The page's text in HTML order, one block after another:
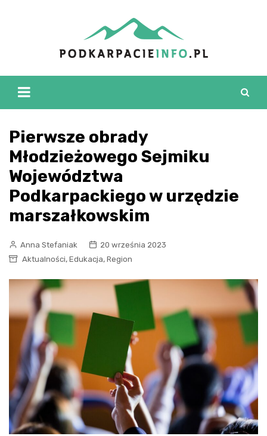
Pierwsze obrady
Młodzieżowego Sejmiku
Województwa
Podkarpackiego w urzędzie
marszałkowskim
Anna Stefaniak
20 września 2023
Aktualności, Edukacja, Region